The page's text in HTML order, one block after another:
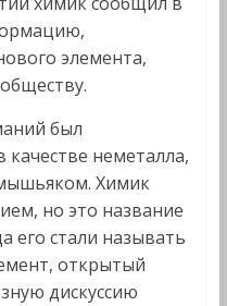
элемента,
был
неметалла,
Химик
но это название
его стали называть
открытый
дискуссию